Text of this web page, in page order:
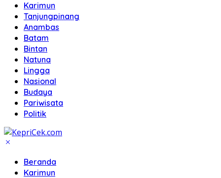
Karimun
Tanjungpinang
Anambas
Batam
Bintan
Natuna
Lingga
Nasional
Budaya
Pariwisata
Politik
Beranda
Karimun